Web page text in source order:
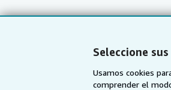
Seleccione
Usamos cookies
comprender el